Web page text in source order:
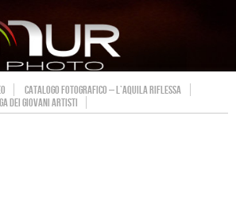
CATALOGO FOTOGRAFICO – L’AQUILA RIFLESSA
DEI GIOVANI ARTISTI